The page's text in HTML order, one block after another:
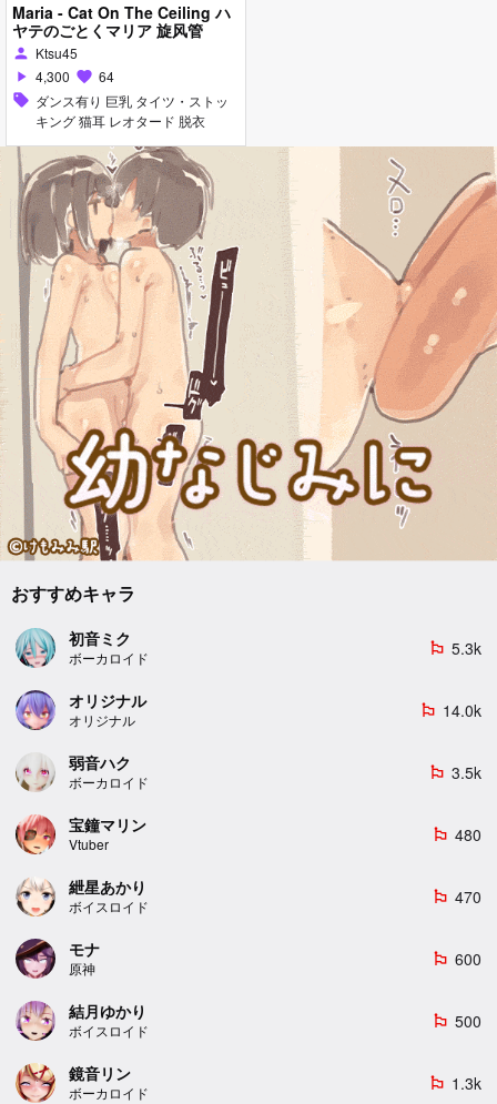
Maria - Cat On The Ceiling ハ
ヤテのごとくマリア 旋风管
person Ktsu45
play_arrow 4,300 favorite 64
sell ダンス有り 巨乳 タイツ・ストッ
キング 猫耳 レオタード 脱衣
おすすめキャラ
初音ミク
ボーカロイド
emoji_flags 5.3k
オリジナル
オリジナル
emoji_flags 14.0k
弱音ハク
ボーカロイド
emoji_flags 3.5k
宝鐘マリン
Vtuber
emoji_flags 480
紲星あかり
ボイスロイド
emoji_flags 470
モナ
原神
emoji_flags 600
結月ゆかり
ボイスロイド
emoji_flags 500
鏡音リン
ボーカロイド
emoji_flags 1.3k